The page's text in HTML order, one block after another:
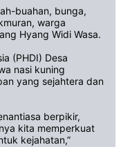
buahan, bunga,
warga
Hyang Widi Wasa.
(PHDI) Desa
nasi kuning
yang sejahtera dan
berpikir,
kita memperkuat
kejahatan,”